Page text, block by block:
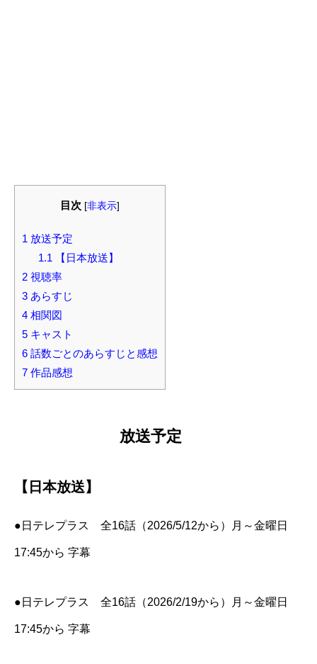
目次 [非表示]
1 放送予定
1.1 【日本放送】
2 視聴率
3 あらすじ
4 相関図
5 キャスト
6 話数ごとのあらすじと感想
7 作品感想
放送予定
【日本放送】
●日テレプラス 全16話（2026/5/12から）月～金曜日
17:45から 字幕
●日テレプラス 全16話（2026/2/19から）月～金曜日
17:45から 字幕